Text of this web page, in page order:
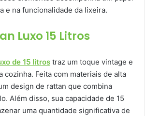
e na funcionalidade da lixeira.
Luxo 15 Litros
de 15 litros traz um toque vintage e
cozinha. Feita com materiais de alta
design de rattan que combina
Além disso, sua capacidade de 15
uma quantidade significativa de